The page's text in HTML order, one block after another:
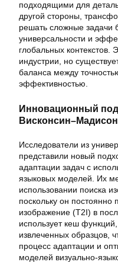
подходящими для
другой стороны,
решать сложные задачи
универсальности и
глобальных контекстов.
индустрии, но
баланса между
эффективностью.
Инновационный
Висконсин–Мадисон
Исследователи из
представили новый
адаптации задач с
языковых моделей. Их
использовании поиска
поскольку он постоянно
изображение (T2I) в
использует кеш
извлеченных образцов,
процесс адаптации и
моделей визуально-